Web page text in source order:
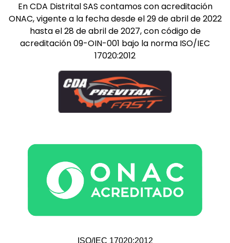
En CDA Distrital SAS contamos con acreditación
ONAC, vigente a la fecha desde el 29 de abril de 2022
hasta el 28 de abril de 2027, con código de
acreditación 09-OIN-001 bajo la norma ISO/IEC
17020:2012
ISO/IEC 17020:2012